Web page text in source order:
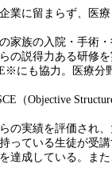
業に留まらず、医
家族の入院・手術
の説得力ある研修
にも協力。医療分
（Objective
の実績を評価され
っている生徒が受
達成している。ま